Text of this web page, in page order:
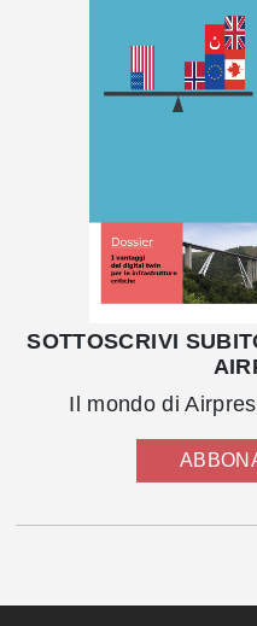
SOTTOSCRIVI
Il mondo di